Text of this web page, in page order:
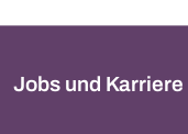
Jobs und Karriere